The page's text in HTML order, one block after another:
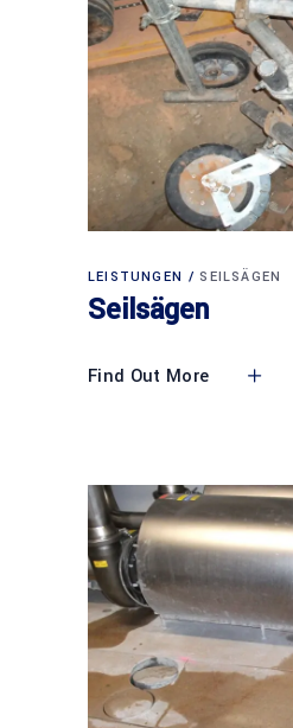
LEISTUNGEN SEILSÄGEN
Seilsägen
Find Out More